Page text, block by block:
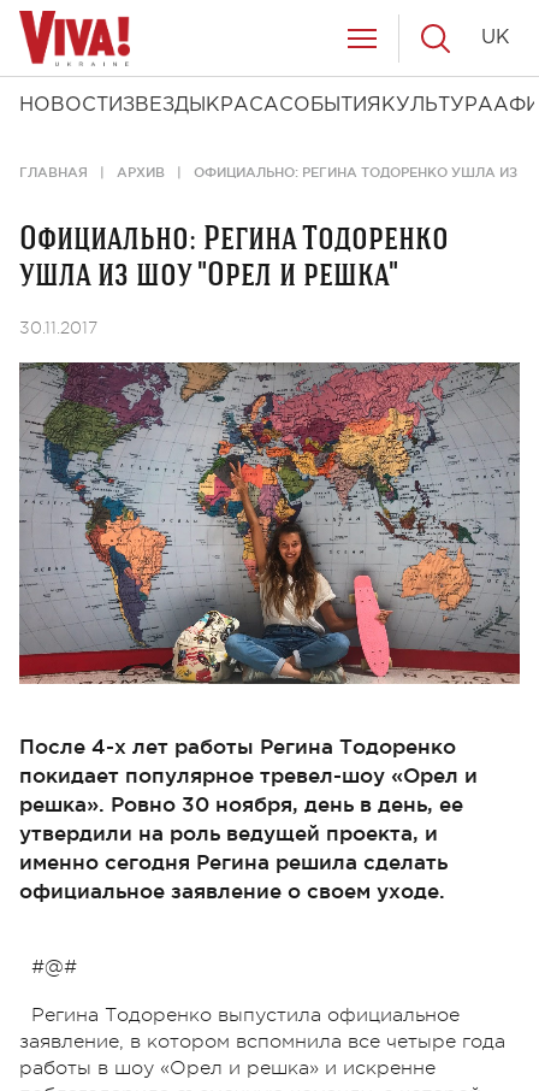
НОВОСТИ ЗВЕЗДЫ КРАСАСОБЫТИЯ КУЛЬТУРА
UK
ГЛАВНАЯ АРХИВ ОФИЦИАЛЬНО: РЕГИНА ТОДОРЕНКО УШЛА ИЗ
Официально: Регина Тодоренко
ушла из шоу "Орел и решка"
30.11.2017
После 4-х лет работы Регина Тодоренко
покидает популярное тревел-шоу «Орел и
решка». Ровно 30 ноября, день в день, ее
утвердили на роль ведущей проекта, и
именно сегодня Регина решила сделать
официальное заявление о своем уходе.
#@#
Регина Тодоренко выпустила официальное
заявление, в котором вспомнила все четыре года
работы в шоу «Орел и решка» и искренне